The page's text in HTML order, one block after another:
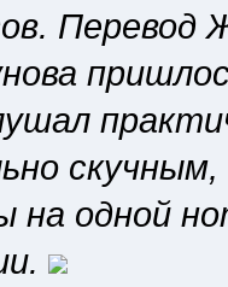
Перевод
на одной